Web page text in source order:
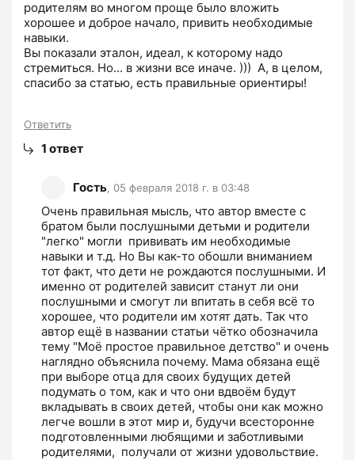
родителям во многом проще было вложить
хорошее и доброе начало, привить необходимые
навыки.
Вы показали эталон, идеал, к которому надо
стремиться. Но... в жизни все иначе. )))  А, в целом,
спасибо за статью, есть правильные ориентиры!
Ответить
1 ответ
Гость, 05 февраля 2018 г. в 03:48
Очень правильная мысль, что автор вместе с
братом были послушными детьми и родители
"легко" могли  прививать им необходимые
навыки и т.д. Но Вы как-то обошли вниманием
тот факт, что дети не рождаются послушными. И
именно от родителей зависит станут ли они
послушными и смогут ли впитать в себя всё то
хорошее, что родители им хотят дать. Так что
автор ещё в названии статьи чётко обозначила
тему "Моё простое правильное детство" и очень
наглядно объяснила почему. Мама обязана ещё
при выборе отца для своих будущих детей
подумать о том, как и что они вдвоём будут
вкладывать в своих детей, чтобы они как можно
легче вошли в этот мир и, будучи всесторонне
подготовленными любящими и заботливыми
родителями,  получали от жизни удовольствие.